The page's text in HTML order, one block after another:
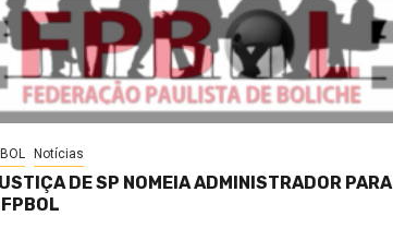
Notícias
DE SP NOMEIA ADMINISTRADOR PARA